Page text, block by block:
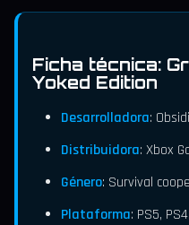
Ficha técnica:
Yoked Edition
Desarrolladora:
Distribuidora: Xbox
Género: Survival
Plataforma: PS5,